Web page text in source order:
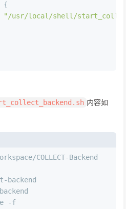
{
"/usr/local/shell/
内容如
COLLECT-Backend
backend
-f